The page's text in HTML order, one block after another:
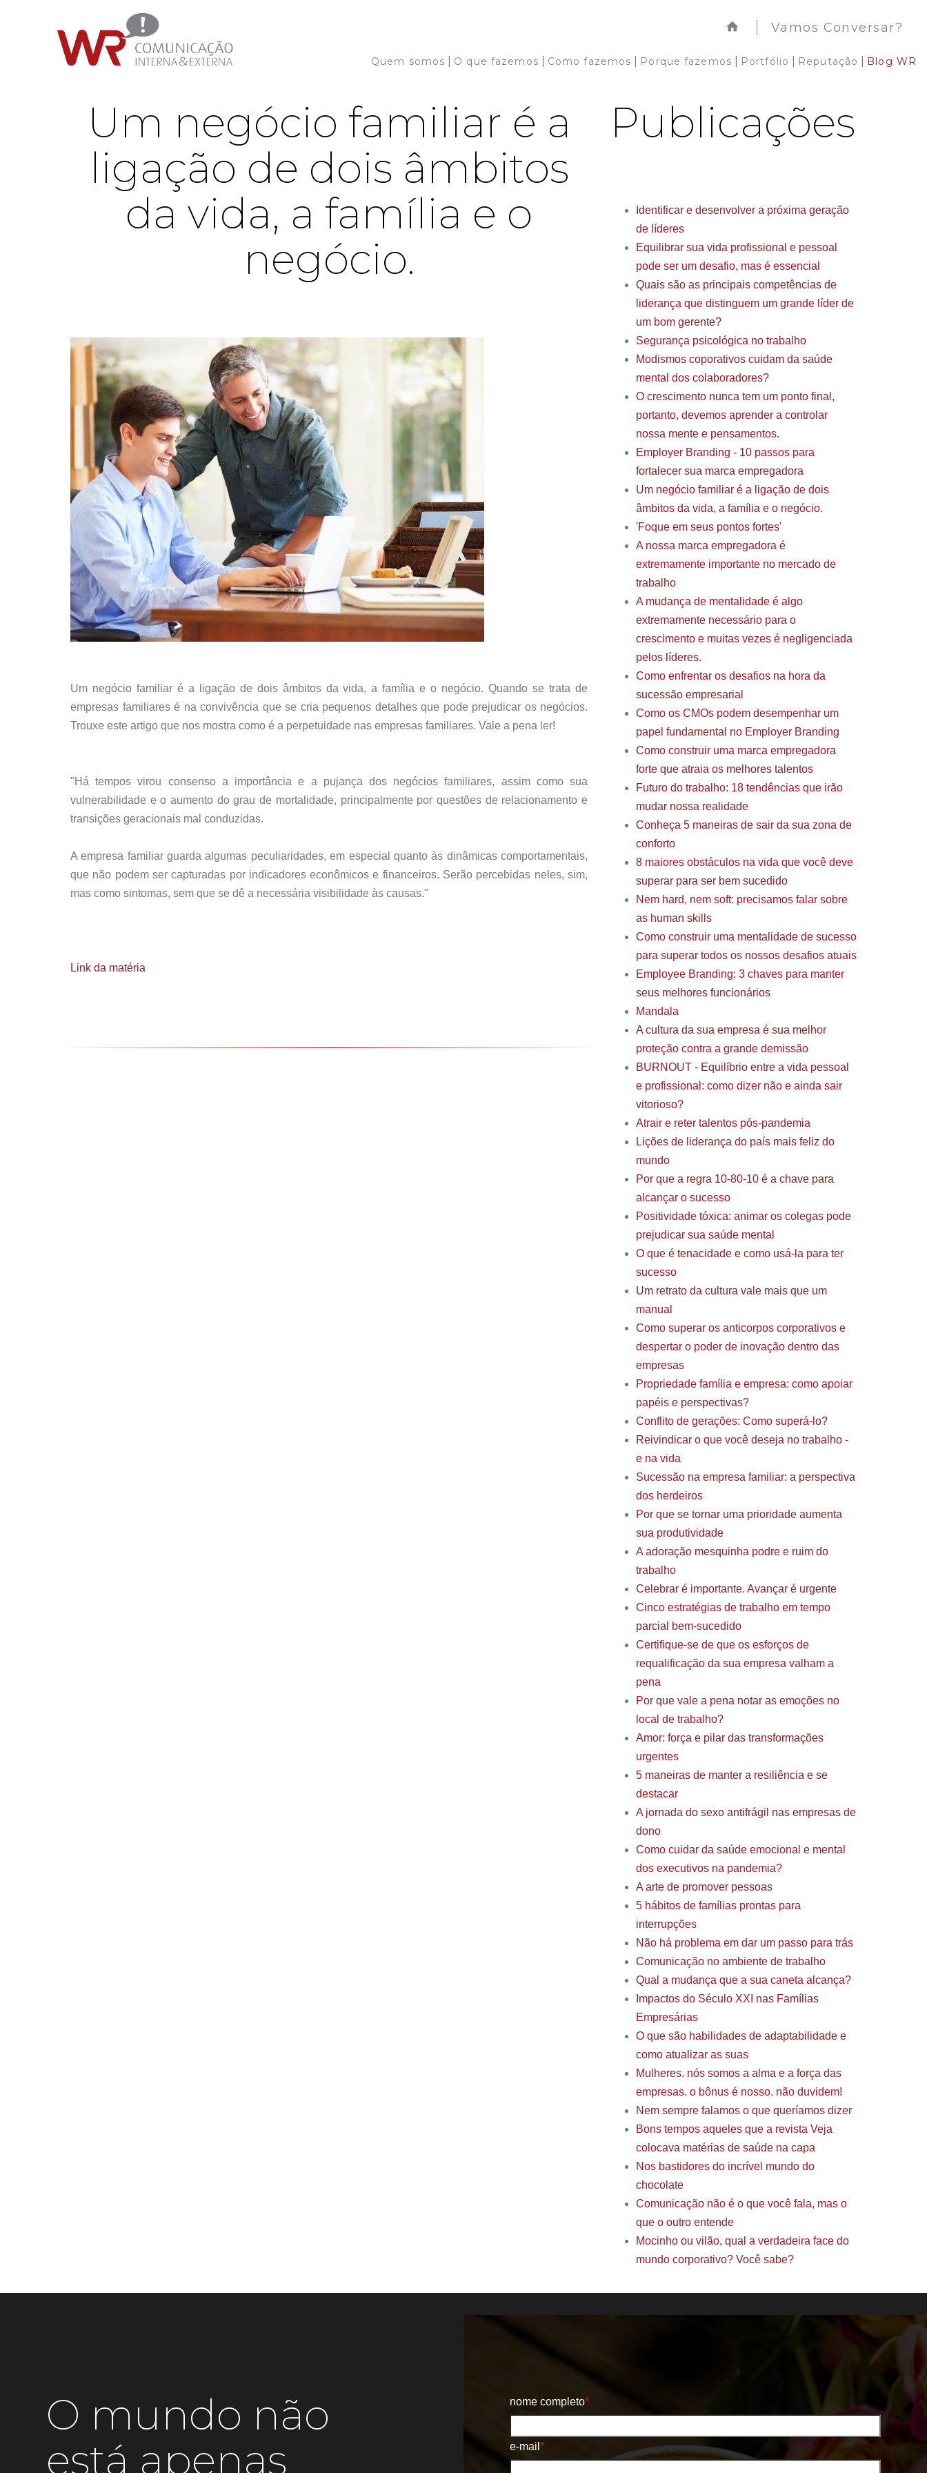
Vamos Conversar?
Quem somos O que fazemos Como fazemos Porque fazemos Portfólio Reputação Blog WR
Um negócio familiar é a
ligação de dois âmbitos
da vida, a família e o
negócio.
Um negócio familiar é a ligação de dois âmbitos da vida, a família e o negócio. Quando se trata de
empresas familiares é na convivência que se cria pequenos detalhes que pode prejudicar os negócios.
Trouxe este artigo que nos mostra como é a perpetuidade nas empresas familiares. Vale a pena ler!
"Há tempos virou consenso a importância e a pujança dos negócios familiares, assim como sua
vulnerabilidade e o aumento do grau de mortalidade, principalmente por questões de relacionamento e
transições geracionais mal conduzidas.
A empresa familiar guarda algumas peculiaridades, em especial quanto às dinâmicas comportamentais,
que não podem ser capturadas por indicadores econômicos e financeiros. Serão percebidas neles, sim,
mas como sintomas, sem que se dê a necessária visibilidade às causas."
Link da matéria
Publicações
Identificar e desenvolver a próxima geração
de líderes
Equilibrar sua vida profissional e pessoal
pode ser um desafio, mas é essencial
Quais são as principais competências de
liderança que distinguem um grande líder de
um bom gerente?
Segurança psicológica no trabalho
Modismos coporativos cuidam da saúde
mental dos colaboradores?
O crescimento nunca tem um ponto final,
portanto, devemos aprender a controlar
nossa mente e pensamentos.
Employer Branding - 10 passos para
fortalecer sua marca empregadora
Um negócio familiar é a ligação de dois
âmbitos da vida, a família e o negócio.
'Foque em seus pontos fortes'
A nossa marca empregadora é
extremamente importante no mercado de
trabalho
A mudança de mentalidade é algo
extremamente necessário para o
crescimento e muitas vezes é negligenciada
pelos líderes.
Como enfrentar os desafios na hora da
sucessão empresarial
Como os CMOs podem desempenhar um
papel fundamental no Employer Branding
Como construir uma marca empregadora
forte que atraia os melhores talentos
Futuro do trabalho: 18 tendências que irão
mudar nossa realidade
Conheça 5 maneiras de sair da sua zona de
conforto
8 maiores obstáculos na vida que você deve
superar para ser bem sucedido
Nem hard, nem soft: precisamos falar sobre
as human skills
Como construir uma mentalidade de sucesso
para superar todos os nossos desafios atuais
Employee Branding: 3 chaves para manter
seus melhores funcionários
Mandala
A cultura da sua empresa é sua melhor
proteção contra a grande demissão
BURNOUT - Equilíbrio entre a vida pessoal
e profissional: como dizer não e ainda sair
vitorioso?
Atrair e reter talentos pós-pandemia
Lições de liderança do país mais feliz do
mundo
Por que a regra 10-80-10 é a chave para
alcançar o sucesso
Positividade tóxica: animar os colegas pode
prejudicar sua saúde mental
O que é tenacidade e como usá-la para ter
sucesso
Um retrato da cultura vale mais que um
manual
Como superar os anticorpos corporativos e
despertar o poder de inovação dentro das
empresas
Propriedade família e empresa: como apoiar
papéis e perspectivas?
Conflito de gerações: Como superá-lo?
Reivindicar o que você deseja no trabalho -
e na vida
Sucessão na empresa familiar: a perspectiva
dos herdeiros
Por que se tornar uma prioridade aumenta
sua produtividade
A adoração mesquinha podre e ruim do
trabalho
Celebrar é importante. Avançar é urgente
Cinco estratégias de trabalho em tempo
parcial bem-sucedido
Certifique-se de que os esforços de
requalificação da sua empresa valham a
pena
Por que vale a pena notar as emoções no
local de trabalho?
Amor: força e pilar das transformações
urgentes
5 maneiras de manter a resiliência e se
destacar
A jornada do sexo antifrágil nas empresas de
dono
Como cuidar da saúde emocional e mental
dos executivos na pandemia?
A arte de promover pessoas
5 hábitos de famílias prontas para
interrupções
Não há problema em dar um passo para trás
Comunicação no ambiente de trabalho
Qual a mudança que a sua caneta alcança?
Impactos do Século XXI nas Famílias
Empresárias
O que são habilidades de adaptabilidade e
como atualizar as suas
Mulheres. nós somos a alma e a força das
empresas. o bônus é nosso. não duvidem!
Nem sempre falamos o que queríamos dizer
Bons tempos aqueles que a revista Veja
colocava matérias de saúde na capa
Nos bastidores do incrível mundo do
chocolate
Comunicação não é o que você fala, mas o
que o outro entende
Mocinho ou vilão, qual a verdadeira face do
mundo corporativo? Você sabe?
O mundo não
está apenas
nome completo*
e-mail*